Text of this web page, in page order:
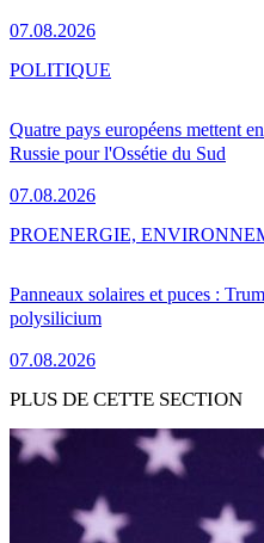
07.08.2026
Quatre pays européens mettent
Russie pour l'Ossétie du Sud
07.08.2026
POLITIQUE
Panneaux solaires et puces :
polysilicium
07.08.2026
PROENERGIE,
PLUS DE CETTE SECTION